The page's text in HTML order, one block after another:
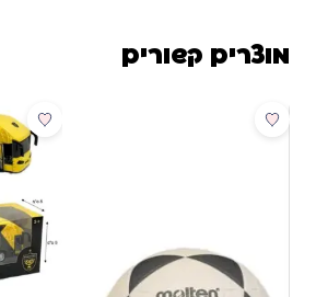
מוצרים קשורים
מבצע מבצע